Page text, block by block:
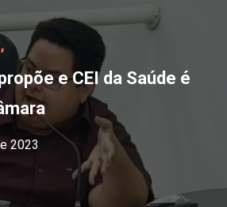
e CEI da Saúde é
2023